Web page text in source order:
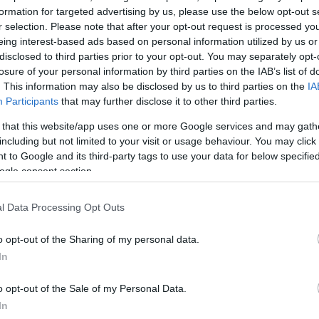
for targeted advertising by us, please use the below opt-out
selection. Please note that after your opt-out request is processed
interest-based ads based on personal information utilized by us
to third parties prior to your opt-out. You may separately
of your personal information by third parties on the IAB’s list of
This information may also be disclosed by us to third parties on the
Participants that may further disclose it to other third parties.
that this website/app uses one or more Google services and may
but not limited to your visit or usage behaviour. You may
to Google and its third-party tags to use your data for below
consent section.
Data Processing Opt Outs
opt-out of the Sharing of my personal data.
opt-out of the Sale of my Personal Data.
κι άλλα, όμως, επειδή είμαι στην Κύπρο, δεν
μόνο όταν γυρίσω στην Αθήνα, θα πάω στον
θα με ζυγίσει. Επίσης, η ψυχοθεραπεία δεν
Επειδή εγώ έχω θέμα με την “απώλεια”,
μου το ενίσχυσε περισσότερο με έναν τρόπο,
να φάω. Δεν ξέρω τον λόγο. Για να πάω να την
άνθρωπος σταθερός στις σχέσεις μου και στις
με την απώλεια δικών μου προσώπων»,
σημείωσε ότι δεν χάνει βάρος για λόγους
ποτέ η εξωτερική ομορφιά. Θεωρώ ότι οι
και να είμαστε, όταν το “μέσα” μας είναι
και αυτό εκπέμπουμε. Και δεν στέκομαι στην